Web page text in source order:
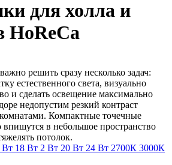
для холла и
HoReCa
решить сразу несколько задач:
естественного света, визуально
и сделать освещение максимально
недопустим резкий контраст
Компактные точечные
впишутся в небольшое пространство
потолок.
Вт 18 Вт 2 Вт 20 Вт 24 Вт 2700К 3000К